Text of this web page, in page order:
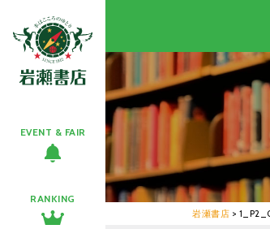
EVENT & FAIR
RANKING
岩瀬書店 >